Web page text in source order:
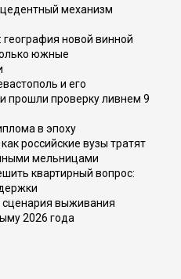
механизм
новой винной
южные
и его
прошли проверку ливнем 9
в эпоху
российские вузы тратят
мельницами
квартирный вопрос:
выживания
2026 года